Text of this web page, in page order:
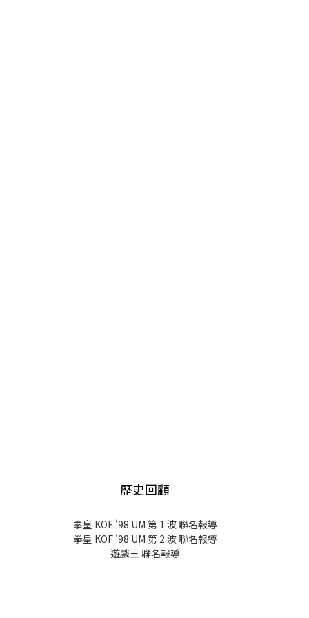
歷史回顧
拳皇 KOF '98 UM 第 1 波 聯名報導
拳皇 KOF '98 UM 第 2 波 聯名報導
遊戲王 聯名報導